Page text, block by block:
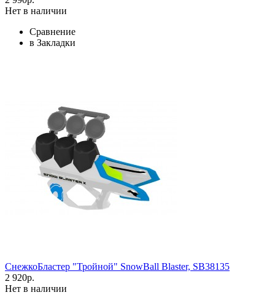
Нет в наличии
Сравнение
в Закладки
СнежкоБластер "Тройной" SnowBall Blaster, SB38135
2 920р.
Нет в наличии